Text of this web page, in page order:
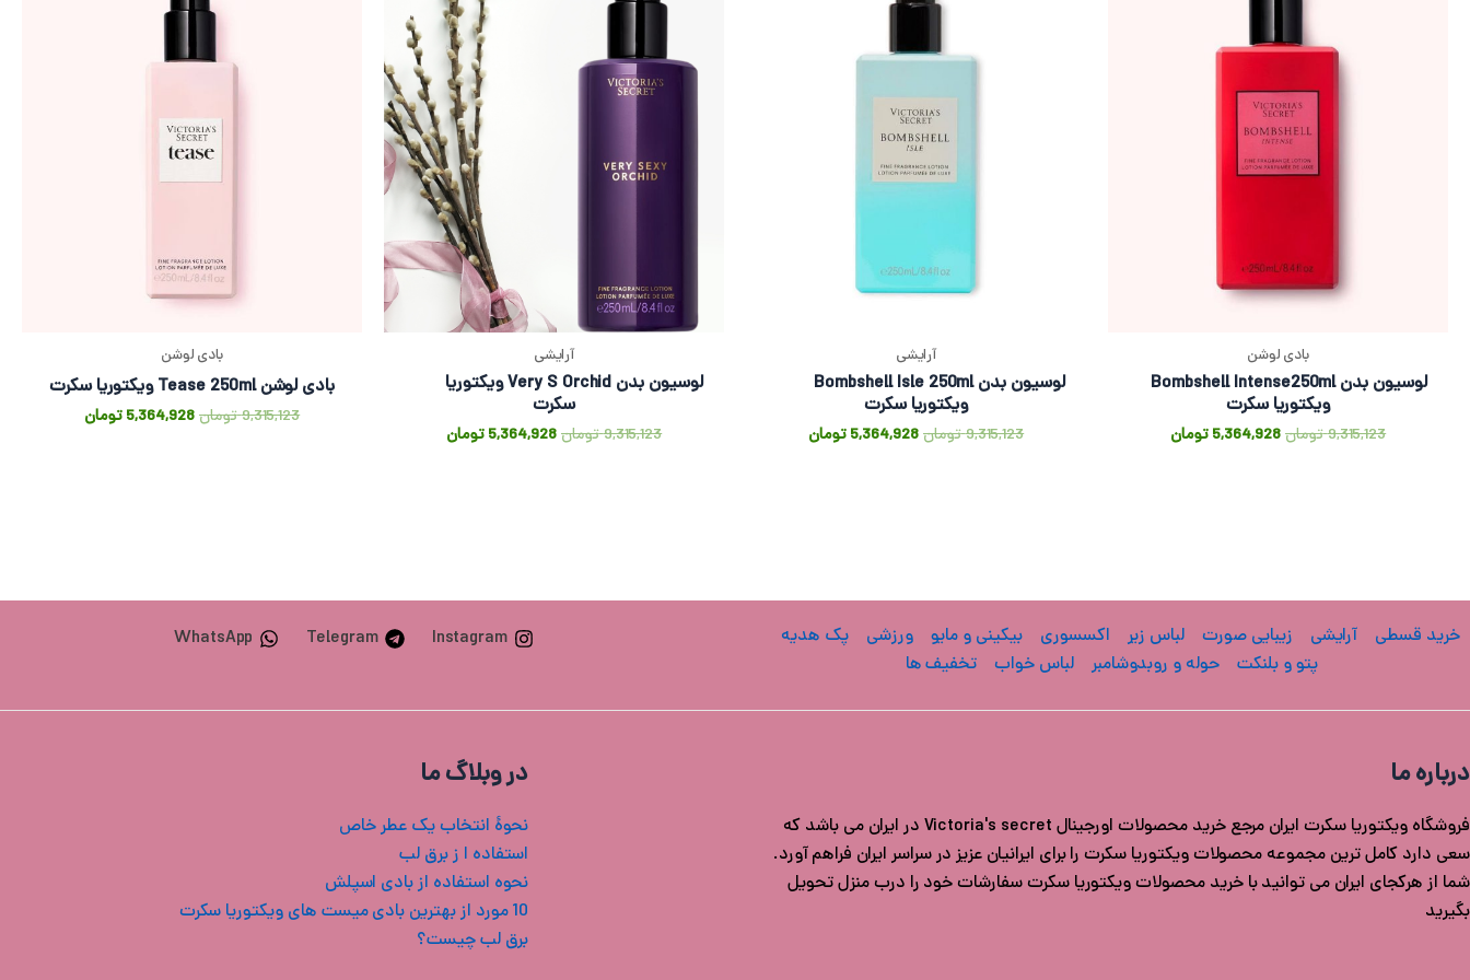
بادی لوشن
لوسیون بدن Bombshell Intense250ml
ویکتوریا سکرت
9,315,123تومان5,364,928 تومان
آرایشی
لوسیون بدن Bombshell Isle 250ml
ویکتوریا سکرت
9,315,123تومان5,364,928 تومان
آرایشی
لوسیون بدن Very S Orchid ویکتوریا
سکرت
9,315,123تومان5,364,928 تومان
بادی لوشن
بادی لوشن Tease 250ml ویکتوریا سکرت
9,315,123تومان5,364,928 تومان
خرید قسطی آرایشی زیبایی صورت لباس زیر اکسسوری بیکینی و مایو ورزشی
پک هدیه
پتو و بلنکت
حوله و روبدوشامبر لباس خواب تخفیف ها
Instagram
Telegram
WhatsApp
درباره ما
فروشگاه ویکتوریا سکرت ایران مرجع خرید محصولات اورجینال Victoria's secret در ایران می باشد که
سعی دارد کامل ترین مجموعه محصولات ویکتوریا سکرت را برای ایرانیان عزیز در سراسر ایران فراهم آورد.
شما از هرکجای ایران می توانید با خرید محصولات ویکتوریا سکرت سفارشات خود را درب منزل تحویل
بگیرید
در وبلاگ ما
نحوۀ انتخاب یک عطر خاص
استفاده ا ز برق لب
نحوه استفاده از بادی اسپلش
10 مورد از بهترین بادی میست های ویکتوریا سکرت
برق لب چیست؟